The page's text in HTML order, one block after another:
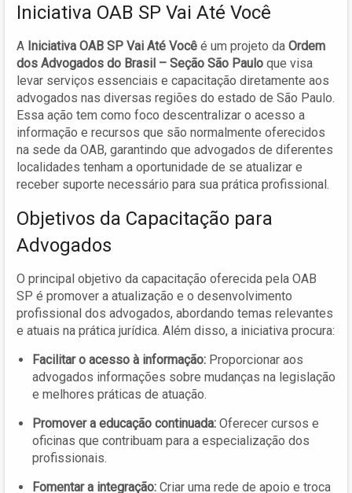
Iniciativa OAB SP Vai Até Você
A Iniciativa OAB SP Vai Até Você é um projeto da Ordem
dos Advogados do Brasil – Seção São Paulo que visa
levar serviços essenciais e capacitação diretamente aos
advogados nas diversas regiões do estado de São Paulo.
Essa ação tem como foco descentralizar o acesso a
informação e recursos que são normalmente oferecidos
na sede da OAB, garantindo que advogados de diferentes
localidades tenham a oportunidade de se atualizar e
receber suporte necessário para sua prática profissional.
Objetivos da Capacitação para
Advogados
O principal objetivo da capacitação oferecida pela OAB
SP é promover a atualização e o desenvolvimento
profissional dos advogados, abordando temas relevantes
e atuais na prática jurídica. Além disso, a iniciativa procura:
Facilitar o acesso à informação: Proporcionar aos
advogados informações sobre mudanças na legislação
e melhores práticas de atuação.
Promover a educação continuada: Oferecer cursos e
oficinas que contribuam para a especialização dos
profissionais.
Fomentar a integração: Criar uma rede de apoio e troca